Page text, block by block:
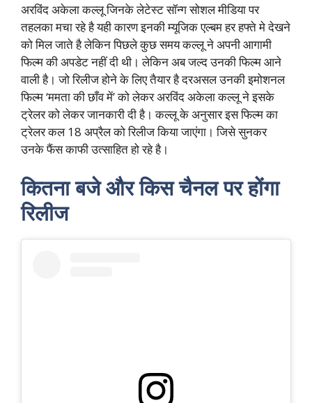
अरविंद अकेला कल्लू जिनके लेटेस्ट सॉन्ग सोशल मीडिया पर
तहलका मचा रहे है यही कारण इनकी म्यूजिक एल्बम हर हफ्ते मे देखने
को मिल जाते है लेकिन पिछले कुछ समय कल्लू ने अपनी आगामी
फिल्म की अपडेट नहीं दी थी। लेकिन अब जल्द उनकी फिल्म आने
वाली है। जो रिलीज होने के लिए तैयार है दरअसल उनकी इमोशनल
फिल्म ‘ममता की छाँव में’ को लेकर अरविंद अकेला कल्लू ने इसके
ट्रेलर को लेकर जानकारी दी है। कल्लू के अनुसार इस फिल्म का
ट्रेलर कल 18 अप्रैल को रिलीज किया जाएंगा। जिसे सुनकर
उनके फैंस काफी उत्साहित हो रहे है।
कितना बजे और किस चैनल पर होंगा
रिलीज